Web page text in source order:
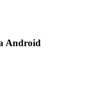
Android